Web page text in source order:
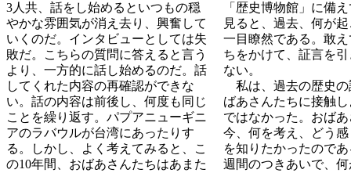
3人共、話をし始めるといつもの穏
やかな雰囲気が消え去り、興奮して
いくのだ。インタビューとしては失
敗だ。こちらの質問に答えると言う
より、一方的に話し始めるのだ。話
してくれた内容の再確認ができな
い。話の内容は前後し、何度も同じ
ことを繰り返す。パプアニューギニ
アのラバウルが台湾にあったりす
る。しかし、よく考えてみると、こ
の10年間、おばあさんたちはあまた
「歴史博物館」に備
見ると、過去、何が
一目瞭然である。敢
ちをかけて、証言を
ない。
私は、過去の歴史の
ばあさんたちに接触
ではなかった。おば
今、何を考え、どう
を知りたかったので
週間のつきあいで、